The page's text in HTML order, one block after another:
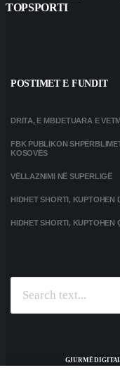
TOPSPORTI
POSTIMET E FUNDIT
DRITA, E MBIJETUARA E
FBK PUBLIKON
KOSOVËS
VËLLAZNIMI NË SUPERLIGË
HIDHET SHORTI, KUPTOHEN
HIDHET SHORTI, KUPTOHEN
GJURMË